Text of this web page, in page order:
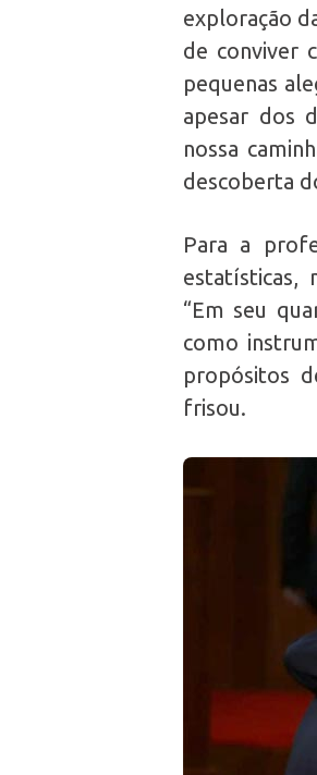
exploração
de conviver
pequenas
apesar dos
nossa
descoberta
Para a
estatísticas,
“Em seu
como
propósitos
frisou.